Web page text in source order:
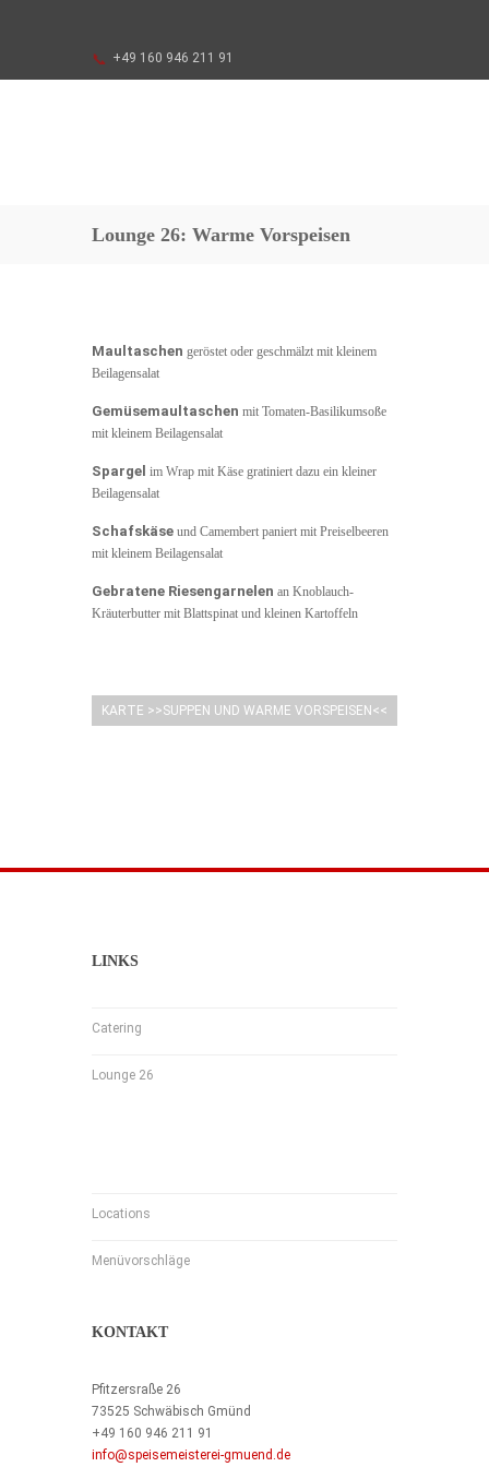
+49 160 946 211 91
Lounge 26: Warme Vorspeisen
Maultaschen geröstet oder geschmälzt mit kleinem
Beilagensalat
Gemüsemaultaschen mit Tomaten-Basilikumsoße
mit kleinem Beilagensalat
Spargel im Wrap mit Käse gratiniert dazu ein kleiner
Beilagensalat
Schafskäse und Camembert paniert mit Preiselbeeren
mit kleinem Beilagensalat
Gebratene Riesengarnelen an Knoblauch-
Kräuterbutter mit Blattspinat und kleinen Kartoffeln
KARTE >>SUPPEN UND WARME VORSPEISEN<<
LINKS
Catering
Lounge 26
Locations
Menüvorschläge
KONTAKT
Pfitzersraße 26
73525 Schwäbisch Gmünd
+49 160 946 211 91
info@speisemeisterei-gmuend.de